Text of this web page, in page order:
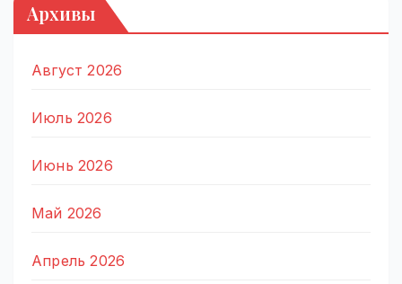
Архивы
Август 2026
Июль 2026
Июнь 2026
Май 2026
Апрель 2026